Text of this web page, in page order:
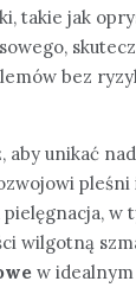
takie jak
bez
aby unikać
pleśni
w
wilgotną
w